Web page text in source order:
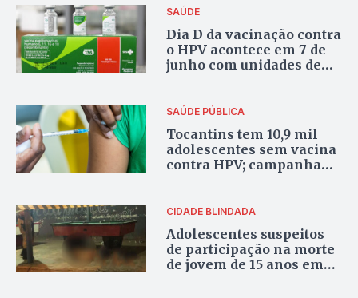
SAÚDE
Dia D da vacinação contra
o HPV acontece em 7 de
junho com unidades de
SAÚDE PÚBLICA
Tocantins tem 10,9 mil
adolescentes sem vacina
contra HPV; campanha
CIDADE BLINDADA
Adolescentes suspeitos
de participação na morte
de jovem de 15 anos em